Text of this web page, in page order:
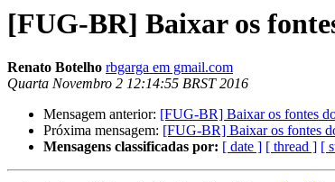
[FUG-BR] Baixar os
Renato Botelho rbgarga em gmail.com
Quarta Novembro 2 12:14:55 BRST 2016
Mensagem anterior: [FUG-BR] Baixar os fontes
Próxima mensagem: [FUG-BR] Baixar os fontes
Mensagens classificadas por: [ date ] [ thread ] [